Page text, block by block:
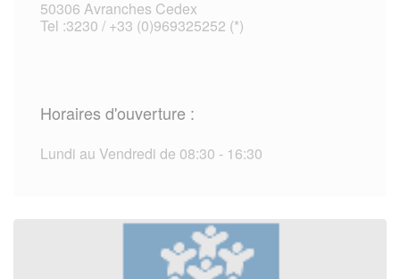
50306 Avranches Cedex
Tel :3230 / +33 (0)969325252 (*)
Horaires d'ouverture :
Lundi au Vendredi de 08:30 - 16:30